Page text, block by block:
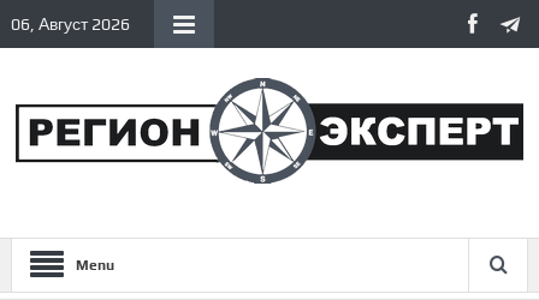
06, Август 2026
Menu